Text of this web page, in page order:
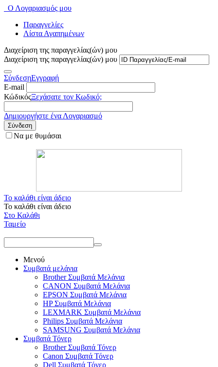
Ο Λογαριασμός μου
Παραγγελίες
Λίστα Αγαπημένων
Διαχείριση της παραγγελίας(ών) μου
Διαχείριση της παραγγελίας(ών) μου
ΣύνδεσηΕγγραφή
E-mail
ΚώδικόςΞεχάσατε τον Κωδικό;
Δημιουργήστε ένα Λογαριασμό
Σύνδεση
Να με θυμάσαι
Το καλάθι είναι άδειο
Το καλάθι είναι άδειο
Στο Καλάθι
Ταμείο
Μενού
Συμβατά μελάνια
Brother Συμβατά Μελάνια
CANON Συμβατά Μελάνια
EPSON Συμβατά Μελάνια
HP Συμβατά Μελάνια
LEXMARK Συμβατά Μελάνια
Philips Συμβατά Μελάνια
SAMSUNG Συμβατά Μελάνια
Συμβατά Τόνερ
Brother Συμβατά Τόνερ
Canon Συμβατά Τόνερ
Dell Συμβατά Τόνερ